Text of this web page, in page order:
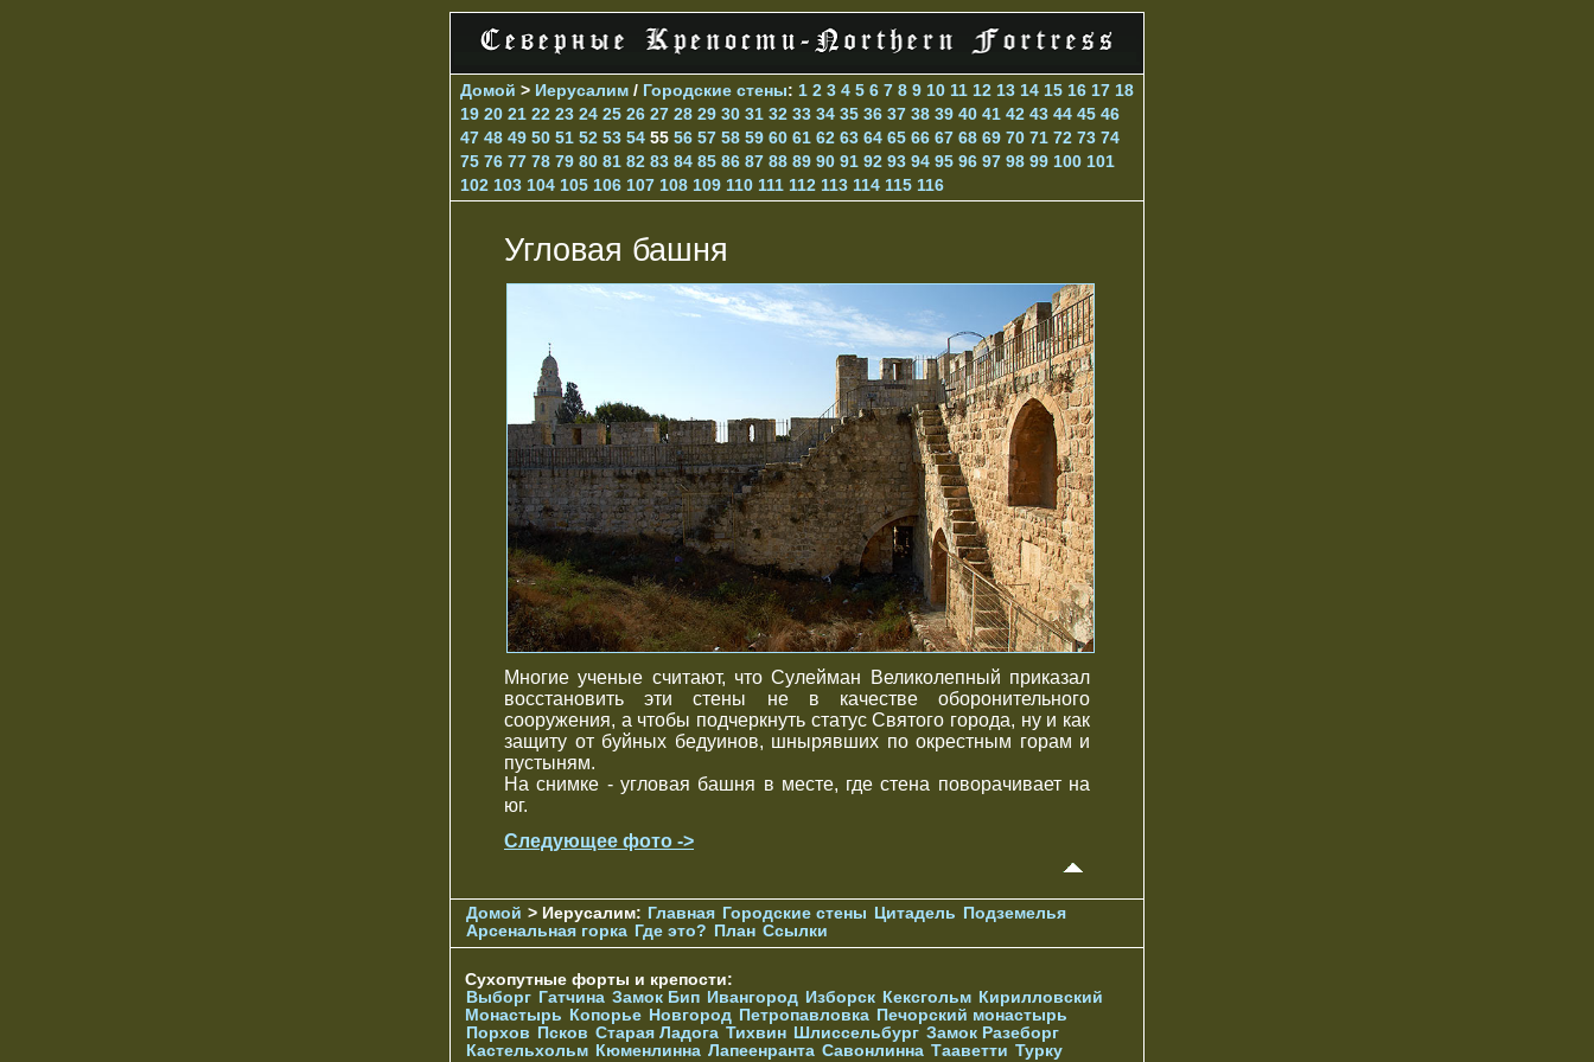
Домой > Иерусалим / Городские стены: 1 2 3 4 5 6 7 8 9 10 11 12 13 14 15 16 17 18
19 20 21 22 23 24 25 26 27 28 29 30 31 32 33 34 35 36 37 38 39 40 41 42 43 44 45 46
47 48 49 50 51 52 53 54 55 56 57 58 59 60 61 62 63 64 65 66 67 68 69 70 71 72 73 74
75 76 77 78 79 80 81 82 83 84 85 86 87 88 89 90 91 92 93 94 95 96 97 98 99 100 101
102 103 104 105 106 107 108 109 110 111 112 113 114 115 116
Угловая башня
Многие ученые считают, что Сулейман Великолепный приказал
восстановить эти стены не в качестве оборонительного
сооружения, а чтобы подчеркнуть статус Святого города, ну и как
защиту от буйных бедуинов, шнырявших по окрестным горам и
пустыням.
На снимке - угловая башня в месте, где стена поворачивает на
юг.
Следующее фото ->
Домой > Иерусалим: Главная Городские стены Цитадель
Подземелья
Арсенальная горка Где это? План Ссылки
Сухопутные форты и крепости:
Выборг Гатчина Замок Бип Ивангород Изборск Кексгольм Кирилловский
Монастырь
Копорье Новгород Петропавловка Печорcкий монастырь
Порхов
Псков Старая Ладога Тихвин Шлиссельбург Замок Разеборг
Кастельхольм Кюменлинна Лапеенранта Савонлинна Тааветти Турку